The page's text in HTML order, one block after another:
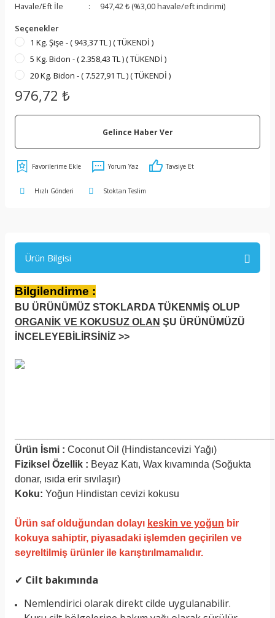
Havale/Eft İle
947,42 ₺ (%3,00 havale/eft indirimi)
Seçenekler
1 Kg. Şişe - ( 943,37 TL ) ( TÜKENDİ )
5 Kg. Bidon - ( 2.358,43 TL ) ( TÜKENDİ )
20 Kg. Bidon - ( 7.527,91 TL ) ( TÜKENDİ )
976,72 ₺
Gelince Haber Ver
Yorum Yaz Tavsiye Et
Hızlı Gönderi Stoktan Teslim
Ürün Bilgisi
Bilgilendirme :
BU ÜRÜNÜMÜZ STOKLARDA TÜKENMİŞ OLUP
ORGANİK VE KOKUSUZ OLAN ŞU ÜRÜNÜMÜZÜ
İNCELEYEBİLİRSİNİZ >>
Ürün İsmi : Coconut Oil (Hindistancevizi Yağı)
Fiziksel Özellik : Beyaz Katı, Wax kıvamında (Soğukta
donar, ısıda erir sıvılaşır)
Koku: Yoğun Hindistan cevizi kokusu
Ürün saf olduğundan dolayı keskin ve yoğun bir
kokuya sahiptir, piyasadaki işlemden geçirilen ve
seyreltilmiş ürünler ile karıştırılmamalıdır.
✔ Cilt bakımında
Nemlendirici olarak direkt cilde uygulanabilir.